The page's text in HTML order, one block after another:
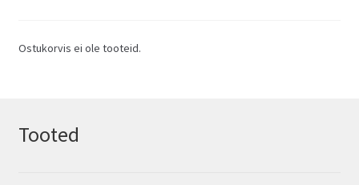
Ostukorvis ei ole tooteid.
Tooted